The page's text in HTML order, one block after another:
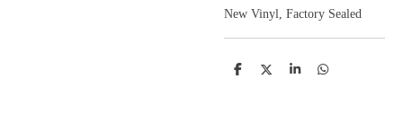
New Vinyl, Factory Sealed
D
D
S
D